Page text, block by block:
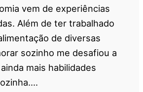
vem de experiências
Além de ter trabalhado
de diversas
sozinho me desafiou a
mais habilidades